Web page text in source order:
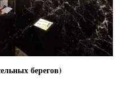
берегов)